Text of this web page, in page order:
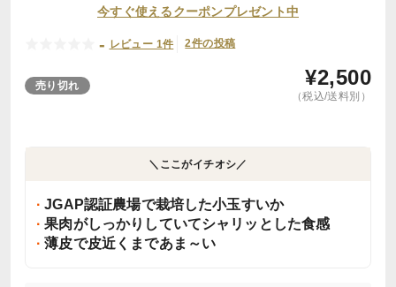
今すぐ使えるクーポンプレゼント中
- レビュー 1件 2件の投稿
売り切れ ¥2,500
（税込/送料別）
＼ここがイチオシ／
JGAP認証農場で栽培した小玉すいか
果肉がしっかりしていてシャリッとした食感
薄皮で皮近くまであま～い